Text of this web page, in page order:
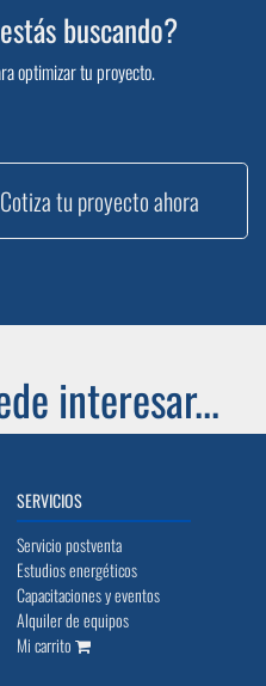
buscando?
optimizar tu proyecto.
Cotiza tu proyecto ahora
interesar...
SERVICIOS
Servicio postventa
Estudios energéticos
Capacitaciones y eventos
Alquiler de equipos
Mi carrito